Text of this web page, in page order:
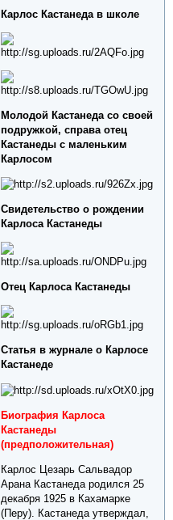
Карлос Кастанеда в школе
Молодой Кастанеда со своей
подружкой, справа отец
Кастанеды с маленьким
Карлосом
Свидетельство о рождении
Карлоса Кастанеды
Отец Карлоса Кастанеды
Статья в журнале о Карлосе
Кастанеде
Биография Карлоса
Кастанеды
(предположительная)
Карлос Цезарь Сальвадор
Арана Кастанеда родился 25
декабря 1925 в Кахамарке
(Перу). Кастанеда утверждал,